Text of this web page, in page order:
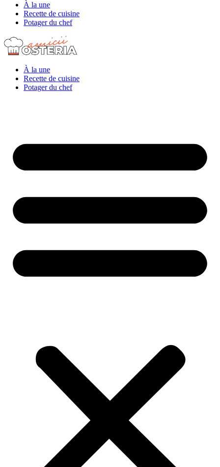
À la une
Recette de cuisine
Potager du chef
À la une
Recette de cuisine
Potager du chef